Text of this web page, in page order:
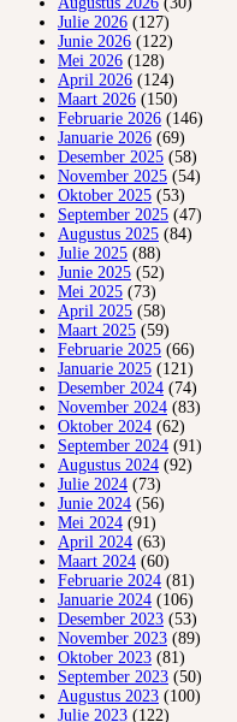
Julie 2026 (127)
Junie 2026 (122)
Mei 2026 (128)
April 2026 (124)
Maart 2026 (150)
Februarie 2026 (146)
Januarie 2026 (69)
Desember 2025 (58)
November 2025 (54)
Oktober 2025 (53)
September 2025 (47)
Augustus 2025 (84)
Julie 2025 (88)
Junie 2025 (52)
Mei 2025 (73)
April 2025 (58)
Maart 2025 (59)
Februarie 2025 (66)
Januarie 2025 (121)
Desember 2024 (74)
November 2024 (83)
Oktober 2024 (62)
September 2024 (91)
Augustus 2024 (92)
Julie 2024 (73)
Junie 2024 (56)
Mei 2024 (91)
April 2024 (63)
Maart 2024 (60)
Februarie 2024 (81)
Januarie 2024 (106)
Desember 2023 (53)
November 2023 (89)
Oktober 2023 (81)
September 2023 (50)
Augustus 2023 (100)
Julie 2023 (122)